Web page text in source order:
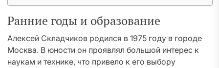
Ранние годы и образование
Алексей Складчиков родился в 1975 году в городе
Москва. В юности он проявлял большой интерес к
наукам и технике, что привело к его выбору